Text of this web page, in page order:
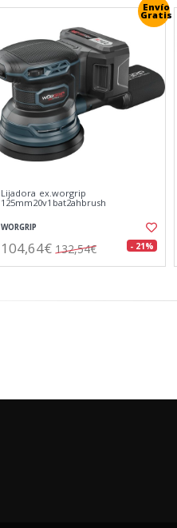
Envío
Gratis
Lijadora ex.worgrip
125mm20v1bat2ahbrush
WORGRIP
104,64€ 132,54€ - 21%